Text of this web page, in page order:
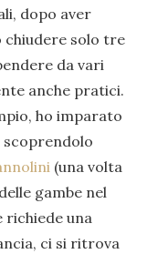
dopo aver
chiudere solo tre
da vari
anche pratici.
ho imparato
(una volta
gambe nel
richiede una
ci si ritrova